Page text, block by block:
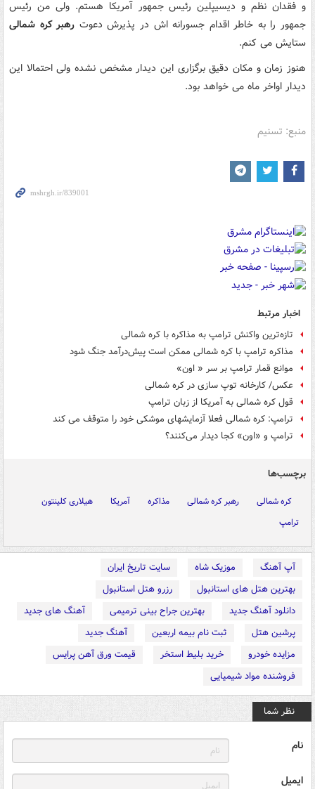
و فقدان نظم و دیسیپلین رئیس جمهور آمریکا هستم. ولی من رئیس
جمهور را به خاطر اقدام جسورانه اش در پذیرش دعوت رهبر کره شمالی
ستایش می کنم.
هنوز زمان و مکان دقیق برگزاری این دیدار مشخص نشده ولی احتمالا این
دیدار اواخر ماه می خواهد بود.
منبع: تسنیم
اخبار مرتبط
تازه‌ترین واکنش ترامپ به مذاکره با کره شمالی
مذاکره ترامپ با کره شمالی ممکن است پیش‌درآمد جنگ شود
موانع قمار ترامپ بر سر « اون»
عکس/ کارخانه توپ سازی در کره شمالی
قول کره شمالی به آمریکا از زبان ترامپ
ترامپ: کره شمالی فعلا آزمایشهای موشکی خود را متوقف می کند
ترامپ و «اون» کجا دیدار می‌کنند؟
برچسب‌ها
کره شمالی رهبر کره شمالی مذاکره آمریکا
هیلاری کلینتون
ترامپ
آپ آهنگ موزیک شاه
سایت تاریخ ایران
بهترین هتل های استانبول
رزرو هتل استانبول
دانلود آهنگ جدید
بهترین جراح بینی ترمیمی
آهنگ های جدید
پرشین هتل
ثبت نام بیمه اربعین
آهنگ جدید
مزایده خودرو
خرید بلیط استخر
قیمت ورق آهن پرایس
فروشنده مواد شیمیایی
نظر شما
نام
ایمیل